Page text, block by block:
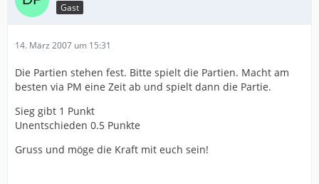
Gast
14. März 2007 um 15:31
Die Partien stehen fest. Bitte spielt die Partien. Macht am
besten via PM eine Zeit ab und spielt dann die Partie.
Sieg gibt 1 Punkt
Unentschieden 0.5 Punkte
Gruss und möge die Kraft mit euch sein!